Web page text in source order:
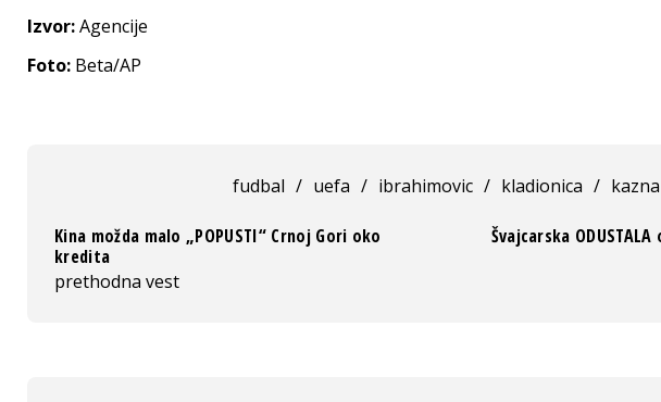
Izvor:Agencije
Foto: Beta/AP
fudbal / uefa / ibrahimovic / kladionica / kazna
Kina možda malo „POPUSTI“ Crnoj Gori oko
kredita
prethodna vest
Švajcarska